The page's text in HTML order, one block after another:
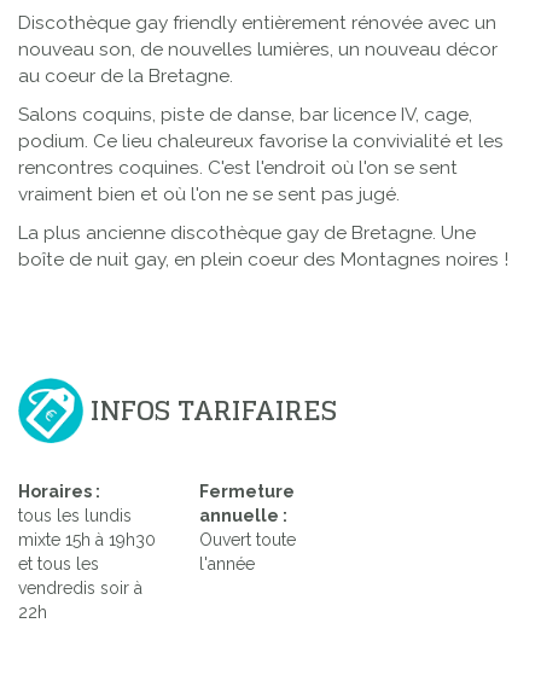
Discothèque gay friendly entièrement rénovée avec un
nouveau son, de nouvelles lumières, un nouveau décor
au coeur de la Bretagne.
Salons coquins, piste de danse, bar licence IV, cage,
podium. Ce lieu chaleureux favorise la convivialité et les
rencontres coquines. C'est l'endroit où l'on se sent
vraiment bien et où l'on ne se sent pas jugé.
La plus ancienne discothèque gay de Bretagne. Une
boîte de nuit gay, en plein coeur des Montagnes noires !
INFOS TARIFAIRES
Horaires :
tous les lundis
mixte 15h à 19h30
et tous les
vendredis soir à
22h
Fermeture
annuelle :
Ouvert toute
l'année